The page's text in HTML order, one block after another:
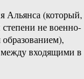
Альянса (который,
не военно-
входящими в